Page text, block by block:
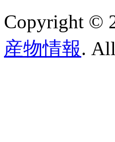
Copyright ©
産物情報.